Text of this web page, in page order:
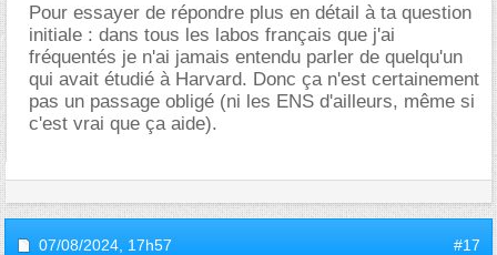
Pour essayer de répondre plus en détail à ta question
initiale : dans tous les labos français que j'ai
fréquentés je n'ai jamais entendu parler de quelqu'un
qui avait étudié à Harvard. Donc ça n'est certainement
pas un passage obligé (ni les ENS d'ailleurs, même si
c'est vrai que ça aide).
07/08/2024, 17h57 #17